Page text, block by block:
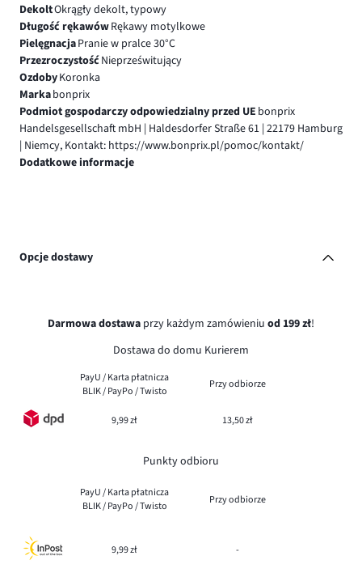
DekoltOkrągły dekolt, typowy
Długość rękawówRękawy motylkowe
PielęgnacjaPranie w pralce 30°C
PrzezroczystośćNieprześwitujący
OzdobyKoronka
Markabonprix
Podmiot gospodarczy odpowiedzialny przed UE bonprix
Handelsgesellschaft mbH | Haldesdorfer Straße 61 | 22179 Hamburg
| Niemcy, Kontakt: https://www.bonprix.pl/pomoc/kontakt/
Dodatkowe informacje
Opcje dostawy
Darmowa dostawa przy każdym zamówieniu od 199 zł!
Dostawa do domu Kurierem
PayU / Karta płatnicza
BLIK / PayPo / Twisto
Przy odbiorze
9,99 zł 13,50 zł
Punkty odbioru
PayU / Karta płatnicza
BLIK / PayPo / Twisto
Przy odbiorze
9,99 zł -